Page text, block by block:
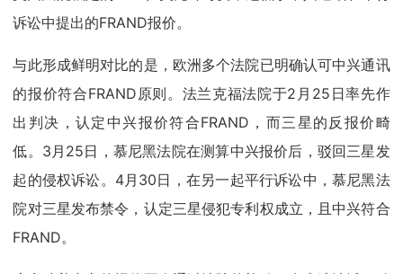
诉讼中提出的FRAND报价。
与此形成鲜明对比的是，欧洲多个法院已明确认可中兴通讯
的报价符合FRAND原则。法兰克福法院于2月25日率先作
出判决，认定中兴报价符合FRAND，而三星的反报价畸
低。3月25日，慕尼黑法院在测算中兴报价后，驳回三星发
起的侵权诉讼。4月30日，在另一起平行诉讼中，慕尼黑法
院对三星发布禁令，认定三星侵犯专利权成立，且中兴符合
FRAND。